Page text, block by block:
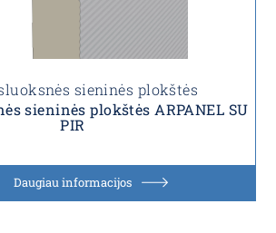
sieninės plokštės
sieninės plokštės ARPANEL SU
PIR
Daugiau informacijos